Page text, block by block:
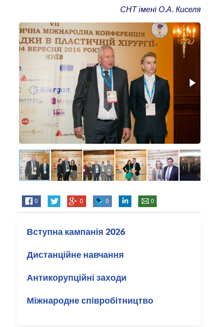
СНТ імені О.А. Киселя
0 0 0 0
Вступна кампанія 2026
Дистанційне навчання
Антикорупційні заходи
Міжнародне співробітництво